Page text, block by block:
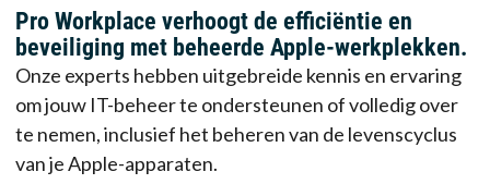
Pro Workplace verhoogt de efficiëntie en
beveiliging met beheerde Apple-werkplekken.
Onze experts hebben uitgebreide kennis en ervaring
om jouw IT-beheer te ondersteunen of volledig over
te nemen, inclusief het beheren van de levenscyclus
van je Apple-apparaten.